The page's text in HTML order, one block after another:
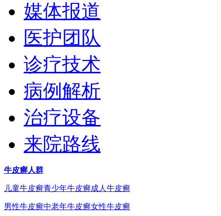
媒体报道
医护团队
诊疗技术
病例解析
治疗设备
来院路线
牛皮癣人群
儿童牛皮癣青少年牛皮癣成人牛皮癣
男性牛皮癣中老年牛皮癣女性牛皮癣